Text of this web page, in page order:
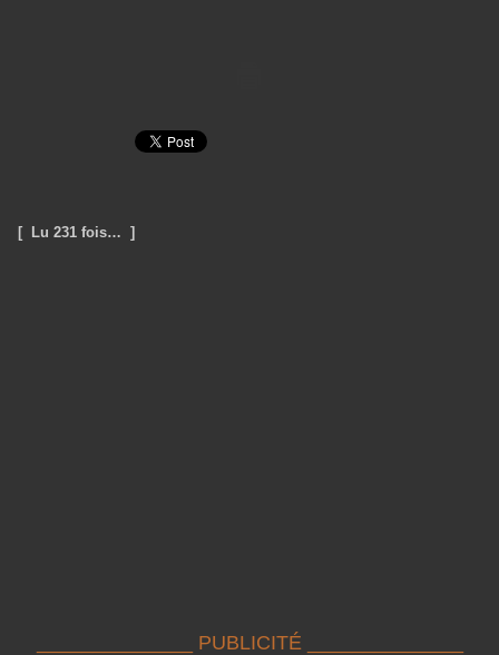
[ Lu 231 fois… ]
______________ PUBLICITÉ ______________